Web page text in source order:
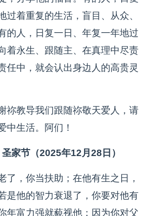
过着重复的生活，盲目、从众、
的人，日复一日、年复一年地过
着永生、跟随主、在真理中尽责
任中，就会认出身边人的高贵灵
祢教导我们跟随祢敬天爱人，请
中生活。阿们！
家节（2025年12月28日）
了，你当扶助；在他有生之日，
是他的智力衰退了，你要对他有
年富力强就藐视他；因为你对父